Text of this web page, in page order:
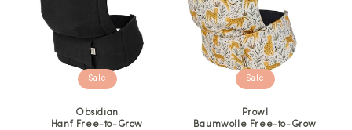
Sale
Obsidian
Hanf Free-to-Grow
Sale
Prowl
Baumwolle Free-to-Grow